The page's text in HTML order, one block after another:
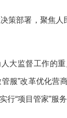
策部署，聚焦
大监督工作的
服”改革优化
行“项目管家”服